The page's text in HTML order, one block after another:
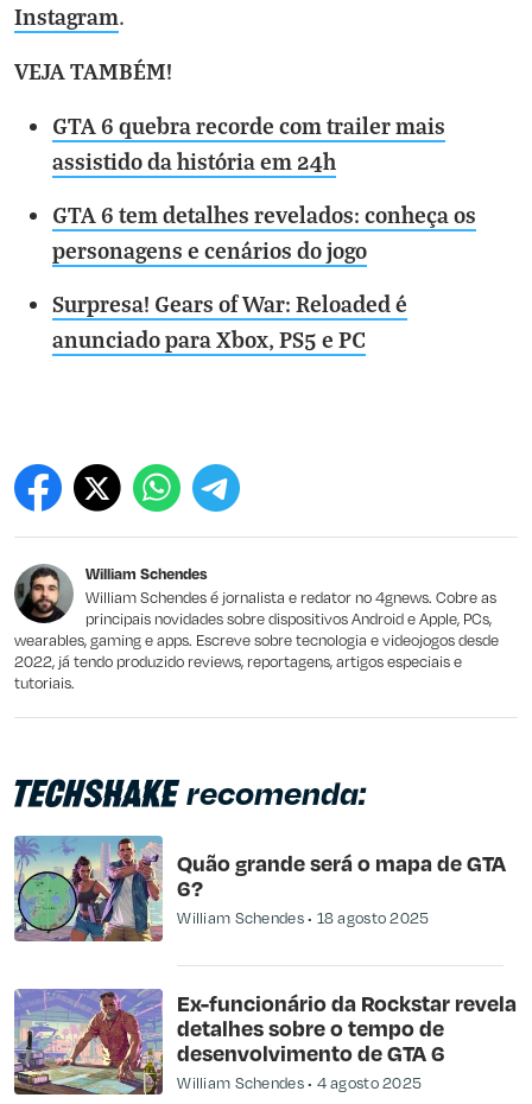
Instagram.
VEJA TAMBÉM!
GTA 6 quebra recorde com trailer mais
assistido da história em 24h
GTA 6 tem detalhes revelados: conheça os
personagens e cenários do jogo
Surpresa! Gears of War: Reloaded é
anunciado para Xbox, PS5 e PC
William Schendes
William Schendes é jornalista e redator no 4gnews. Cobre as
principais novidades sobre dispositivos Android e Apple, PCs,
wearables, gaming e apps. Escreve sobre tecnologia e videojogos desde
2022, já tendo produzido reviews, reportagens, artigos especiais e
tutoriais.
recomenda:
Quão grande será o mapa de GTA
6?
William Schendes 18 agosto 2025
Ex-funcionário da Rockstar revela
detalhes sobre o tempo de
desenvolvimento de GTA 6
William Schendes 4 agosto 2025